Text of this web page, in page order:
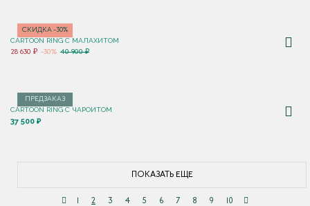
СКИДКА -30%
CARTOON RING С МАЛАХИТОМ
28 630 ₽ -30% 40 900 ₽
ПРЕДЗАКАЗ
CARTOON RING С ЧАРОИТОМ
37 500 ₽
ПОКАЗАТЬ ЕЩЕ
2 3 4 5 6 7 8 9 10